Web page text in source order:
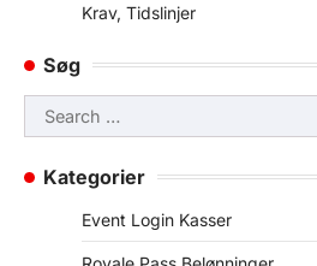
Krav, Tidslinjer
Søg
Search
for:
Kategorier
Event Login Kasser